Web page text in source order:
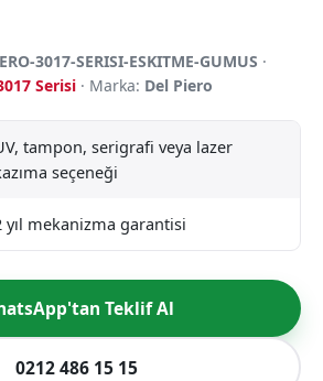
3017-SERISI-ESKITME-GUMUS ·
Serisi · Marka: Del Piero
tampon, serigrafi veya lazer
seçeneği
yıl mekanizma garantisi
Teklif Al
0212 486 15 15